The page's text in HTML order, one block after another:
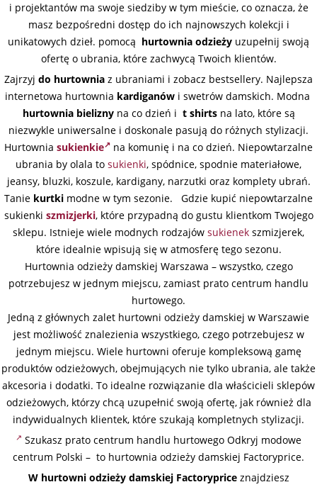
i projektantów ma swoje siedziby w tym mieście, co oznacza, że
masz bezpośredni dostęp do ich najnowszych kolekcji i
unikatowych dzieł. pomocą hurtownia odzieży uzupełnij swoją
ofertę o ubrania, które zachwycą Twoich klientów.
Zajrzyj do hurtownia z ubraniami i zobacz bestsellery. Najlepsza
internetowa hurtownia kardiganówi swetrów damskich. Modna
hurtownia bieliznyna co dzień i t shirtsna lato, które są
niezwykle uniwersalne i doskonale pasują do różnych stylizacji.
Hurtownia sukienkie
na komunię i na co dzień. Niepowtarzalne
ubrania by olala to sukienki, spódnice, spodnie materiałowe,
jeansy, bluzki, koszule, kardigany, narzutki oraz komplety ubrań.
Tanie kurtki modne w tym sezonie. Gdzie kupić niepowtarzalne
sukienki szmizjerki, które przypadną do gustu klientkom Twojego
sklepu. Istnieje wiele modnych rodzajów sukienek szmizjerek,
które idealnie wpisują się w atmosferę tego sezonu.
Hurtownia odzieży damskiej Warszawa – wszystko, czego
potrzebujesz w jednym miejscu, zamiast prato centrum handlu
hurtowego.
Jedną z głównych zalet hurtowni odzieży damskiej w Warszawie
jest możliwość znalezienia wszystkiego, czego potrzebujesz w
jednym miejscu. Wiele hurtowni oferuje kompleksową gamę
produktów odzieżowych, obejmujących nie tylko ubrania, ale także
akcesoria i dodatki. To idealne rozwiązanie dla właścicieli sklepów
odzieżowych, którzy chcą uzupełnić swoją ofertę, jak również dla
indywidualnych klientek, które szukają kompletnych stylizacji.
Szukasz prato centrum handlu hurtowego Odkryj modowe
centrum Polski – to hurtownia odzieży damskiej Factoryprice.
W hurtowni odzieży damskiej Factorypriceznajdziesz